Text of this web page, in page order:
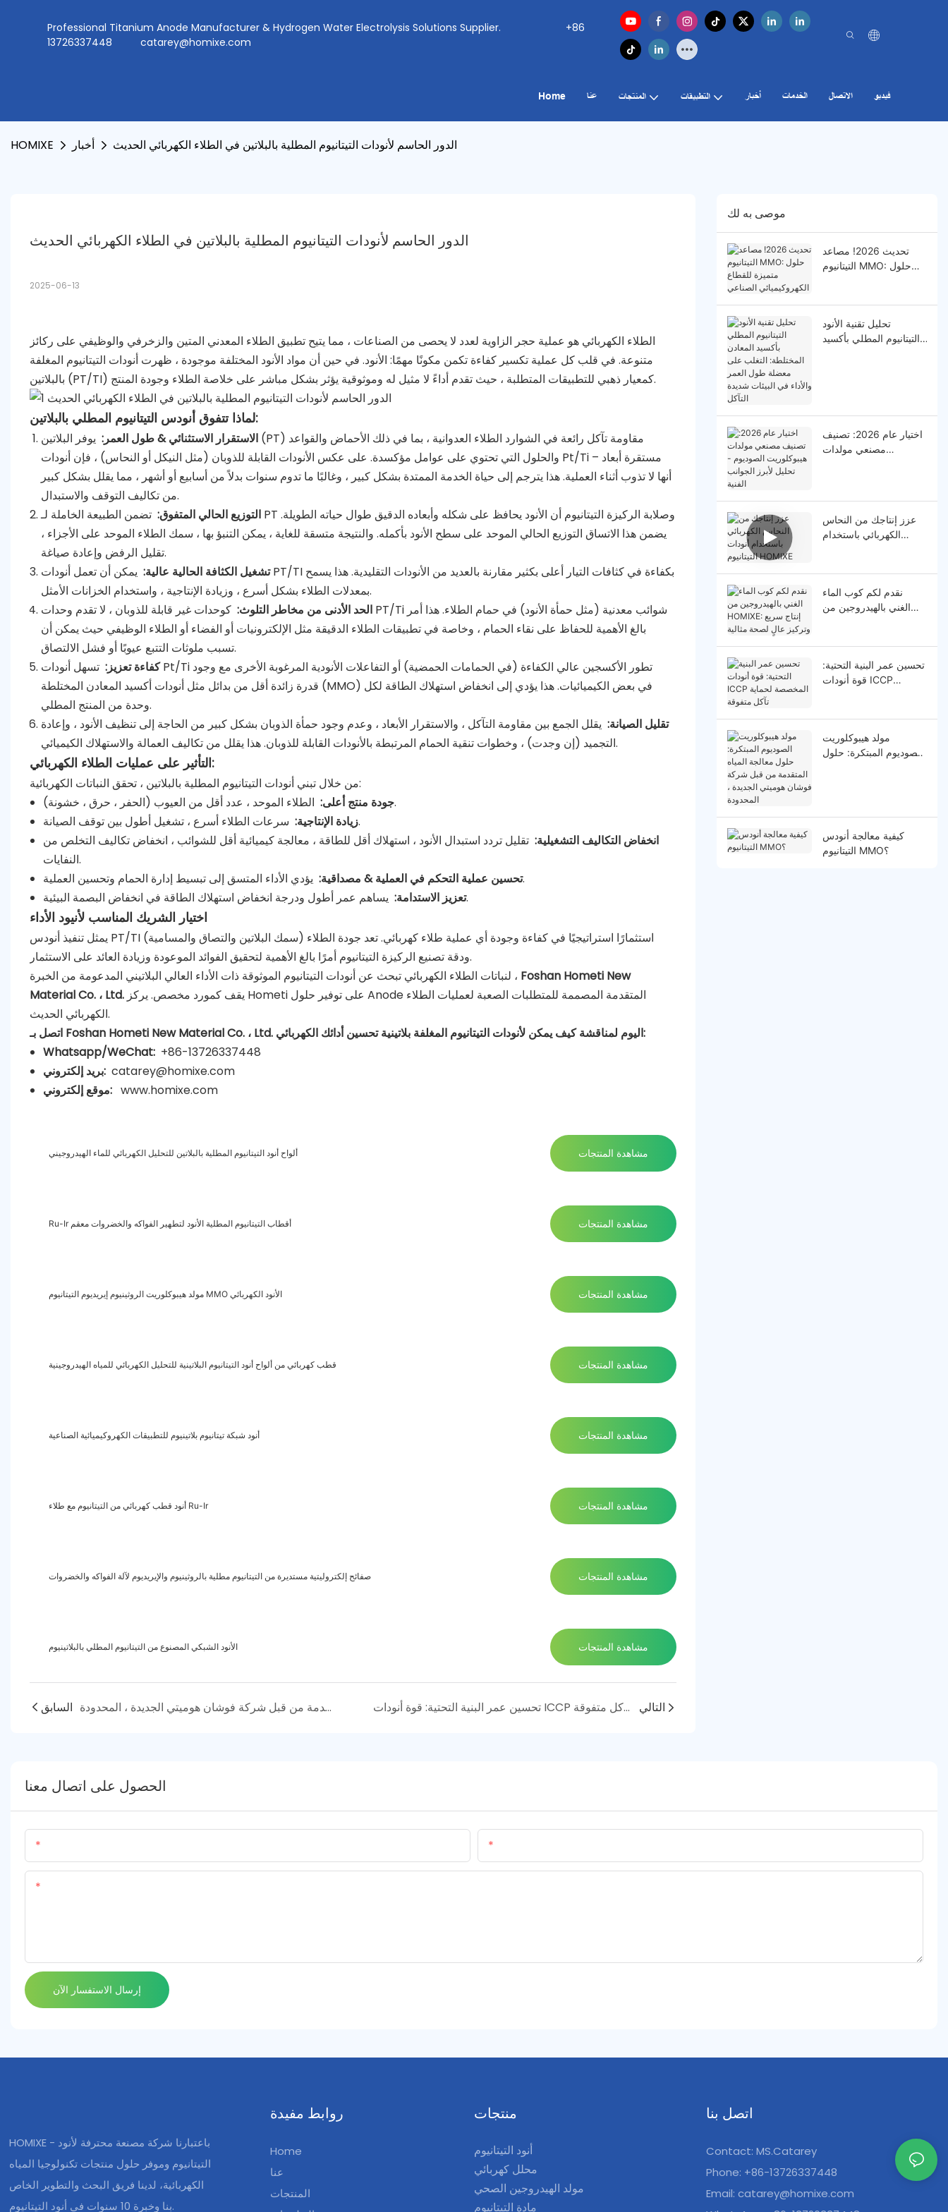
Professional Titanium Anode Manufacturer & Hydrogen Water Electrolysis Solutions Supplier.
+86
13726337448
catarey@homixe.com
Home عنا المنتجات التطبيقات أخبار الخدمات الاتصال فيديو
HOMIXE أخبار الدور الحاسم لأنودات التيتانيوم المطلية بالبلاتين في الطلاء الكهربائي الحديث
الدور الحاسم لأنودات التيتانيوم المطلية بالبلاتين في الطلاء الكهربائي الحديث
2025-06-13
الطلاء الكهربائي هو عملية حجر الزاوية لعدد لا يحصى من الصناعات ، مما يتيح تطبيق الطلاء المعدني المتين والزخرفي والوظيفي على ركائز
متنوعة. في قلب كل عملية تكسير كفاءة تكمن مكونًا مهمًا: الأنود. في حين أن مواد الأنود المختلفة موجودة ، ظهرت أنودات التيتانيوم المغلفة
بالبلاتين (PT/TI) كمعيار ذهبي للتطبيقات المتطلبة ، حيث تقدم أداءً لا مثيل له وموثوقية يؤثر بشكل مباشر على خلاصة الطلاء وجودة المنتج.
لماذا تتفوق أنودس التيتانيوم المطلي بالبلاتين:
الاستقرار الاستثنائي & طول العمر: يوفر البلاتين (PT) مقاومة تآكل رائعة في الشوارد الطلاء العدوانية ، بما في ذلك الأحماض والقواعد
والحلول التي تحتوي على عوامل مؤكسدة. على عكس الأنودات القابلة للذوبان (مثل النيكل أو النحاس) ، فإن أنودات Pt/Ti مستقرة أبعاد –
أنها لا تذوب أثناء العملية. هذا يترجم إلى حياة الخدمة الممتدة بشكل كبير ، وغالبًا ما تدوم سنوات بدلاً من أسابيع أو أشهر ، مما يقلل بشكل كبير
من تكاليف التوقف والاستبدال.
التوزيع الحالي المتفوق: تضمن الطبيعة الخاملة لـ PT وصلابة الركيزة التيتانيوم أن الأنود يحافظ على شكله وأبعاده الدقيق طوال حياته الطويلة.
يضمن هذا الاتساق التوزيع الحالي الموحد على سطح الأنود بأكمله. والنتيجة متسقة للغاية ، يمكن التنبؤ بها ، سمك الطلاء الموحد على الأجزاء ،
تقليل الرفض وإعادة صياغة.
تشغيل الكثافة الحالية عالية: يمكن أن تعمل أنودات PT/TI بكفاءة في كثافات التيار أعلى بكثير مقارنة بالعديد من الأنودات التقليدية. هذا يسمح
بمعدلات الطلاء بشكل أسرع ، وزيادة الإنتاجية ، واستخدام الخزانات الأمثل.
الحد الأدنى من مخاطر التلوث: كوحدات غير قابلة للذوبان ، لا تقدم وحدات PT/Ti شوائب معدنية (مثل حمأة الأنود) في حمام الطلاء. هذا أمر
بالغ الأهمية للحفاظ على نقاء الحمام ، وخاصة في تطبيقات الطلاء الدقيقة مثل الإلكترونيات أو الفضاء أو الطلاء الوظيفي حيث يمكن أن
تسبب ملوثات التتبع عيوبًا أو فشل الالتصاق.
كفاءة تعزيز: تسهل أنودات Pt/Ti تطور الأكسجين عالي الكفاءة (في الحمامات الحمضية) أو التفاعلات الأنودية المرغوبة الأخرى مع وجود
قدرة زائدة أقل من بدائل مثل أنودات أكسيد المعادن المختلطة (MMO) في بعض الكيميائيات. هذا يؤدي إلى انخفاض استهلاك الطاقة لكل
وحدة من المنتج المطلي.
تقليل الصيانة: يقلل الجمع بين مقاومة التآكل ، والاستقرار الأبعاد ، وعدم وجود حمأة الذوبان بشكل كبير من الحاجة إلى تنظيف الأنود ، وإعادة
التجميد (إن وجدت) ، وخطوات تنقية الحمام المرتبطة بالأنودات القابلة للذوبان. هذا يقلل من تكاليف العمالة والاستهلاك الكيميائي.
التأثير على عمليات الطلاء الكهربائي:
من خلال تبني أنودات التيتانيوم المطلية بالبلاتين ، تحقق النباتات الكهربائية:
جودة منتج أعلى:الطلاء الموحد ، عدد أقل من العيوب (الحفر ، حرق ، خشونة).
زيادة الإنتاجية:سرعات الطلاء أسرع ، تشغيل أطول بين توقف الصيانة.
انخفاض التكاليف التشغيلية: تقليل تردد استبدال الأنود ، استهلاك أقل للطاقة ، معالجة كيميائية أقل للشوائب ، انخفاض تكاليف التخلص من
النفايات.
تحسين عملية التحكم في العملية & مصداقية:يؤدي الأداء المتسق إلى تبسيط إدارة الحمام وتحسين العملية.
تعزيز الاستدامة:يساهم عمر أطول ودرجة انخفاض استهلاك الطاقة في انخفاض البصمة البيئية.
اختيار الشريك المناسب لأنيود الأداء
يمثل تنفيذ أنودس PT/TI استثمارًا استراتيجيًا في كفاءة وجودة أي عملية طلاء كهربائي. تعد جودة الطلاء (سمك البلاتين والتصاق والمسامية)
ودقة تصنيع الركيزة التيتانيوم أمرًا بالغ الأهمية لتحقيق الفوائد الموعودة وزيادة العائد على الاستثمار.
لنباتات الطلاء الكهربائي تبحث عن أنودات التيتانيوم الموثوقة ذات الأداء العالي البلاتيني المدعومة من الخبرة ، Foshan Hometi New
Material Co. ، Ltd. يقف كمورد مخصص. يركز Hometi على توفير حلول Anode المتقدمة المصممة للمتطلبات الصعبة لعمليات الطلاء
الكهربائي الحديث.
اتصل بـ Foshan Hometi New Material Co. ، Ltd. اليوم لمناقشة كيف يمكن لأنودات التيتانيوم المغلفة بلاتينية تحسين أدائك الكهربائي:
Whatsapp/WeChat: +86-13726337448
بريد إلكتروني: catarey@homixe.com
موقع إلكتروني: www.homixe.com
ألواح أنود التيتانيوم المطلية بالبلاتين للتحليل الكهربائي للماء الهيدروجيني مشاهدة المنتجات
Ru-Ir أقطاب التيتانيوم المطلية الأنود لتطهير الفواكه والخضروات معقم مشاهدة المنتجات
مولد هيبوكلوريت الروثينيوم إيريديوم التيتانيوم MMO الأنود الكهربائي مشاهدة المنتجات
قطب كهربائي من ألواح أنود التيتانيوم البلاتينية للتحليل الكهربائي للمياه الهيدروجينية مشاهدة المنتجات
أنود شبكة تيتانيوم بلاتينيوم للتطبيقات الكهروكيميائية الصناعية مشاهدة المنتجات
أنود قطب كهربائي من التيتانيوم مع طلاء Ru-Ir مشاهدة المنتجات
صفائح إلكتروليتية مستديرة من التيتانيوم مطلية بالروثينيوم والإيريديوم لآلة الفواكه والخضروات مشاهدة المنتجات
الأنود الشبكي المصنوع من التيتانيوم المطلي بالبلاتينيوم مشاهدة المنتجات
السابق مولد هيبوكلوريت الصوديوم المبتكرة: حلول معالجة المياه المتقدمة من قبل شركة فوشان هوميتي الجديدة ، المحدودة تحسين عمر البنية التحتية: قوة أنودات ICCP المخصصة لحماية تآكل متفوقة التالي
موصى به لك
تحديث 2026! مصاعد
التيتانيوم MMO: حلول
تحليل تقنية الأنود
التيتانيوم المطلي بأكسيد
اختيار عام 2026: تصنيف
مصنعي مولدات
عزز إنتاجك من النحاس
الكهربائي باستخدام
نقدم لكم كوب الماء
الغني بالهيدروجين من
تحسين عمر البنية التحتية:
قوة أنودات ICCP
مولد هيبوكلوريت
الصوديوم المبتكرة: حلول
كيفية معالجة أنودس
التيتانيوم MMO؟
الحصول على اتصال معنا
إرسال الاستفسار الآن
HOMIXE - باعتبارنا شركة مصنعة محترفة لأنود
التيتانيوم وموفر حلول منتجات تكنولوجيا المياه
الكهربائية، لدينا فريق البحث والتطوير الخاص
بنا وخبرة 10 سنوات في أنود التيتانيوم.
روابط مفيدة
Home
عنا
المنتجات
منتجات
أنود التيتانيوم
محلل كهربائي
مولد الهيدروجين الصحي
مادة التيتانيوم
اتصل بنا
Contact: MS.Catarey
Phone: +86-13726337448
Email:catarey@homixe.com